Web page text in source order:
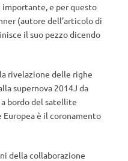
importante, e per questo
(autore dell’articolo di
il suo pezzo dicendo
rivelazione delle righe
supernova 2014J da
bordo del satellite
Europea è il coronamento
della collaborazione